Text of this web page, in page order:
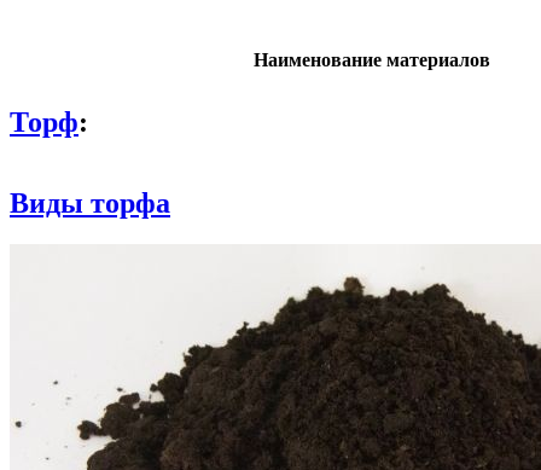
Наименование материалов
Торф:
Виды торфа